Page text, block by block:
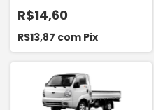
D06M112
R$14,60
R$13,87 com Pix